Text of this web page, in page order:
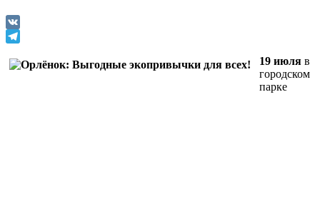
VK
19 июля в
городском
парке